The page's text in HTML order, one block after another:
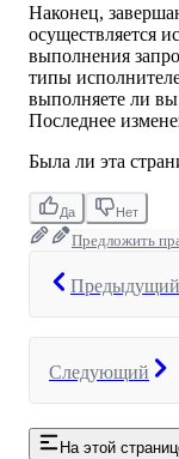
Наконец,
осуществляется
выполнения
типы
выполняете ли вы
Последнее
Была ли эта
Да Нет
Предложить
Предыдущий
Следующий
На этой